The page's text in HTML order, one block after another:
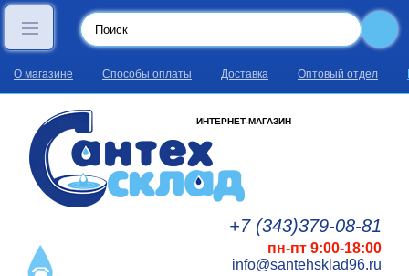
О магазине Способы оплаты Доставка Оптовый отдел
ИНТЕРНЕТ-МАГАЗИН
+7 (343)379-08-81
пн-пт 9:00-18:00
info@santehsklad96.ru